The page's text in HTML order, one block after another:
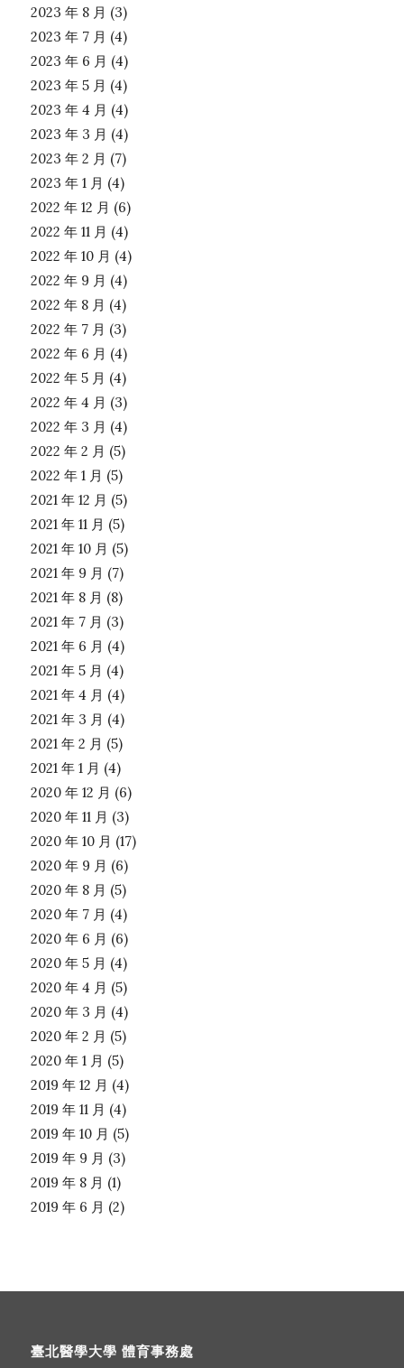
2023 年 8 月 (3)
2023 年 7 月 (4)
2023 年 6 月 (4)
2023 年 5 月 (4)
2023 年 4 月 (4)
2023 年 3 月 (4)
2023 年 2 月 (7)
2023 年 1 月 (4)
2022 年 12 月 (6)
2022 年 11 月 (4)
2022 年 10 月 (4)
2022 年 9 月 (4)
2022 年 8 月 (4)
2022 年 7 月 (3)
2022 年 6 月 (4)
2022 年 5 月 (4)
2022 年 4 月 (3)
2022 年 3 月 (4)
2022 年 2 月 (5)
2022 年 1 月 (5)
2021 年 12 月 (5)
2021 年 11 月 (5)
2021 年 10 月 (5)
2021 年 9 月 (7)
2021 年 8 月 (8)
2021 年 7 月 (3)
2021 年 6 月 (4)
2021 年 5 月 (4)
2021 年 4 月 (4)
2021 年 3 月 (4)
2021 年 2 月 (5)
2021 年 1 月 (4)
2020 年 12 月 (6)
2020 年 11 月 (3)
2020 年 10 月 (17)
2020 年 9 月 (6)
2020 年 8 月 (5)
2020 年 7 月 (4)
2020 年 6 月 (6)
2020 年 5 月 (4)
2020 年 4 月 (5)
2020 年 3 月 (4)
2020 年 2 月 (5)
2020 年 1 月 (5)
2019 年 12 月 (4)
2019 年 11 月 (4)
2019 年 10 月 (5)
2019 年 9 月 (3)
2019 年 8 月 (1)
2019 年 6 月 (2)
臺北醫學大學 體育事務處